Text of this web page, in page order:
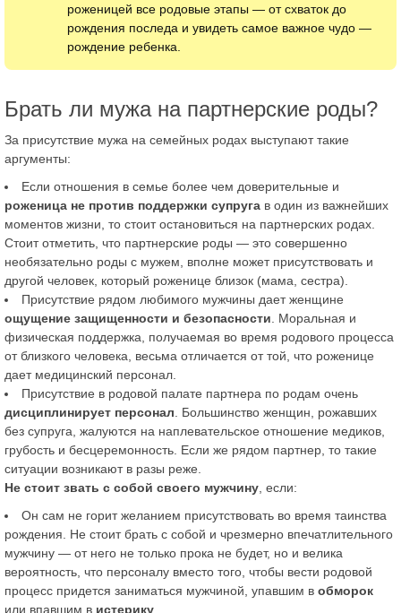
роженицей все родовые этапы — от схваток до
рождения последа и увидеть самое важное чудо —
рождение ребенка.
Брать ли мужа на партнерские роды?
За присутствие мужа на семейных родах выступают такие
аргументы:
Если отношения в семье более чем доверительные и
роженица не против поддержки супруга в один из важнейших
моментов жизни, то стоит остановиться на партнерских родах.
Стоит отметить, что партнерские роды — это совершенно
необязательно роды с мужем, вполне может присутствовать и
другой человек, который роженице близок (мама, сестра).
Присутствие рядом любимого мужчины дает женщине
ощущение защищенности и безопасности . Моральная и
физическая поддержка, получаемая во время родового процесса
от близкого человека, весьма отличается от той, что роженице
дает медицинский персонал.
Присутствие в родовой палате партнера по родам очень
дисциплинирует персонал . Большинство женщин, рожавших
без супруга, жалуются на наплевательское отношение медиков,
грубость и бесцеремонность. Если же рядом партнер, то такие
ситуации возникают в разы реже.
Не стоит звать с собой своего мужчину , если:
Он сам не горит желанием присутствовать во время таинства
рождения. Не стоит брать с собой и чрезмерно впечатлительного
мужчину — от него не только прока не будет, но и велика
вероятность, что персоналу вместо того, чтобы вести родовой
процесс придется заниматься мужчиной, упавшим в обморок
или впавшим в истерику